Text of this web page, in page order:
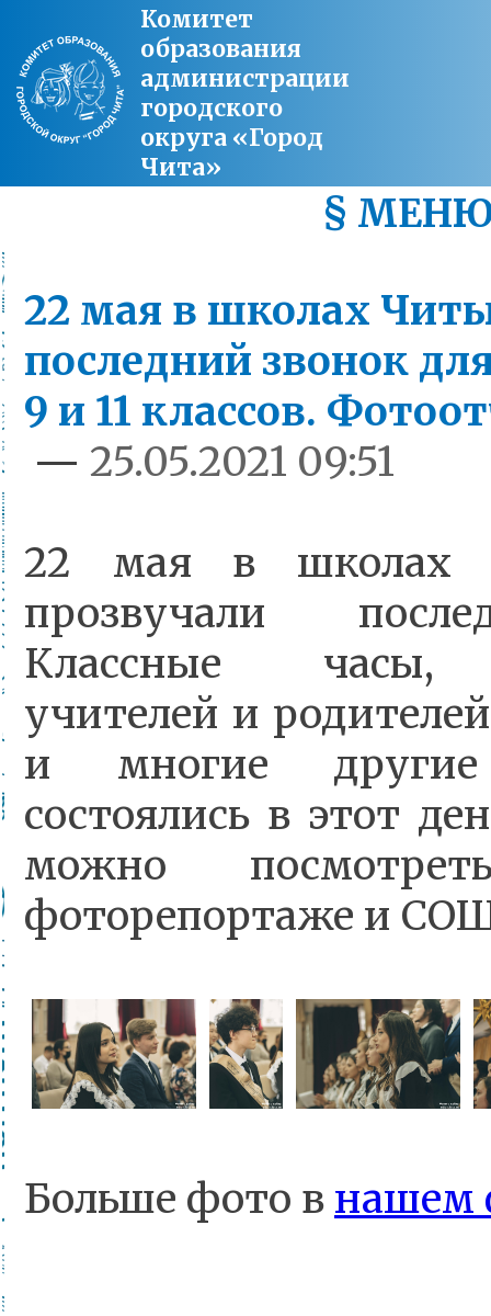
Комитет
образования
администрации
городского
округа «Город
Чита»
§
22 мая в школах
последний звонок
9 и 11 классов.
— 25.05.2021 09:51
22 мая в школах
прозвучали
Классные часы,
учителей и
и многие другие
состоялись в этот
можно
фоторепортаже и
Больше фото в нашем